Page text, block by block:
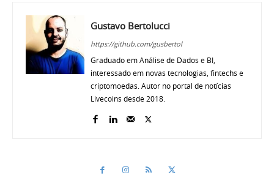
Gustavo Bertolucci
https://github.com/gusbertol
Graduado em Análise de Dados e BI,
interessado em novas tecnologias, fintechs e
criptomoedas. Autor no portal de notícias
Livecoins desde 2018.